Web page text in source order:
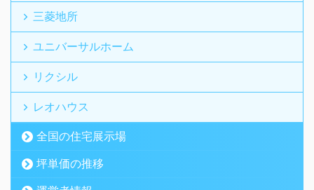
三菱地所
ユニバーサルホーム
リクシル
レオハウス
全国の住宅展示場
坪単価の推移